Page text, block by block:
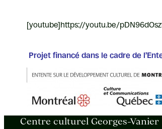
[youtube]https://youtu.be/
Projet financé dans le cadre de
Centre culturel Georges-Vanier